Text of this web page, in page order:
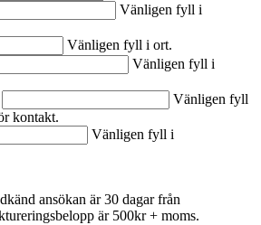
Vänligen fyll i
Vänligen fyll i ort.
Vänligen fyll i
Vänligen fyll
kontakt.
Vänligen fyll i
ansökan är 30 dagar från
är 500kr + moms.